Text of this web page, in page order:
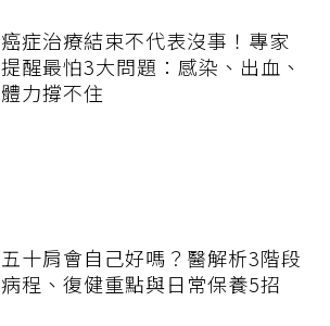
癌症治療結束不代表沒事！專家
提醒最怕3大問題：感染、出血、
體力撐不住
五十肩會自己好嗎？醫解析3階段
病程、復健重點與日常保養5招